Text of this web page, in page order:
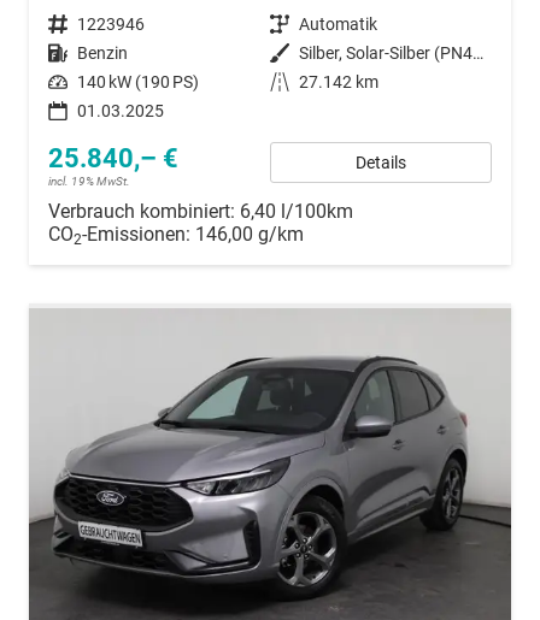
Fahrzeugnummer 1223946 Getriebe Automatik
Kraftstoff Benzin Außenfarbe
Silber, Solar-Silber (PN4HS0)
Leistung 140 kW (190 PS) Kilometerstand 27.142 km
01.03.2025
25.840,– €
incl. 19% MwSt.
Details
Verbrauch kombiniert: 6,40 l/100km
CO2-Emissionen: 146,00 g/km